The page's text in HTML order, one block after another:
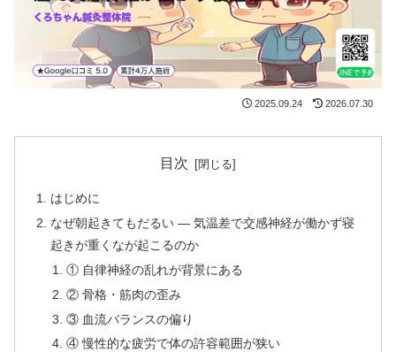
2025.09.24 2026.07.30
目次
はじめに
なぜ朝起きてもだるい ― 気温差で交感神経が働かず寝
起きが重くなが起こるのか
① 自律神経の乱れが背景にある
② 骨格・筋肉の歪み
③ 血流バランスの偏り
④ 慢性的な疲労で体の許容範囲が狭い